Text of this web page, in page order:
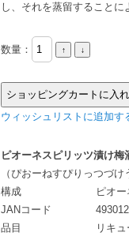
し、それを蒸留することに
数量：
ウィッシュリストに追加す
ピオーネスピリッツ漬け
（ぴおーねすぴりっつづけ
構成
ピオ
JANコード
品目
リキ